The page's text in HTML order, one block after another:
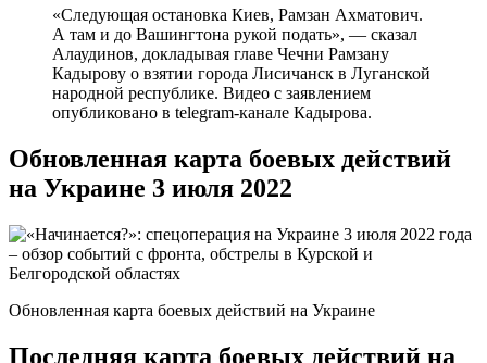
«Следующая остановка Киев, Рамзан Ахматович.
А там и до Вашингтона рукой подать», — сказал
Алаудинов, докладывая главе Чечни Рамзану
Кадырову о взятии города Лисичанск в Луганской
народной республике. Видео с заявлением
опубликовано в telegram-канале Кадырова.
Обновленная карта боевых действий
на Украине 3 июля 2022
Обновленная карта боевых действий на Украине
Последняя карта боевых действий на